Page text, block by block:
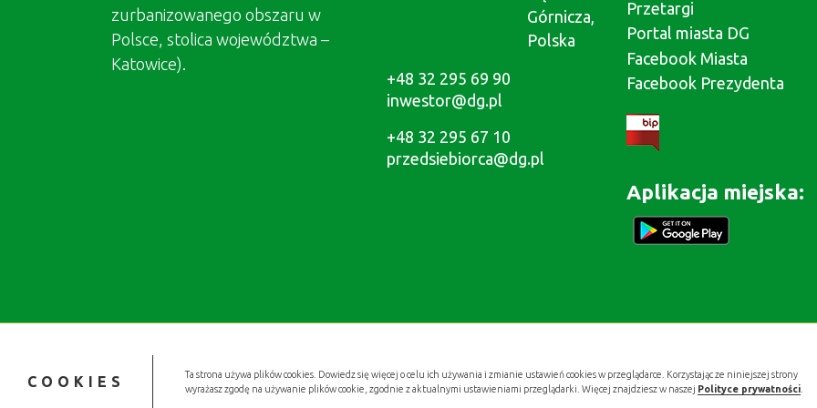
COOKIES
Ta strona używa plików cookies. Dowiedz się więcej o celu ich używania i zmianie ustawień cookies w przeglądarce. Korzystając ze niniejszej strony
wyrażasz zgodę na używanie plików cookie, zgodnie z aktualnymi ustawieniami przeglądarki. Więcej znajdziesz w naszej Polityce prywatności
zurbanizowanego obszaru w
Polsce, stolica województwa –
Katowice).
Górnicza,
Polska
+48 32 295 69 90
inwestor@dg.pl
+48 32 295 67 10
przedsiebiorca@dg.pl
Przetargi
Portal miasta DG
Facebook Miasta
Facebook Prezydenta
Aplikacja miejska: